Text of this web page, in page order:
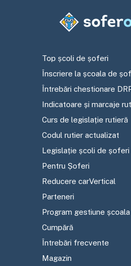
Top școli de șoferi
Înscriere la școala de
Întrebări chestionare
Indicatoare și marcaje
Curs de legislație rutieră
Codul rutier actualizat
Legislație școli de șoferi
Pentru Șoferi
Reducere carVertical
Parteneri
Program gestiune
Cumpără
Întrebări frecvente
Magazin